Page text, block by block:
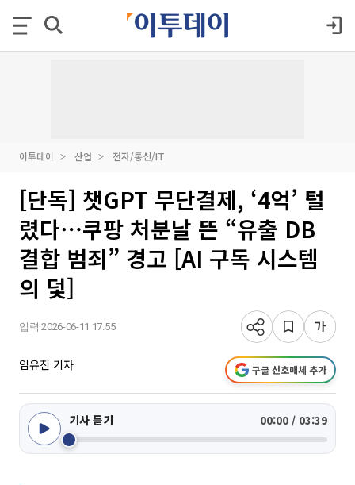
이투데이 산업 전자/통신/IT
[단독] 챗GPT 무단결제, ‘4억’ 털
렸다⋯쿠팡 처분날 뜬 “유출 DB
결합 범죄” 경고 [AI 구독 시스템
의 덫]
입력 2026-06-11 17:55
임유진 기자 구글 선호매체 추가
기사 듣기 00:00 / 03:39